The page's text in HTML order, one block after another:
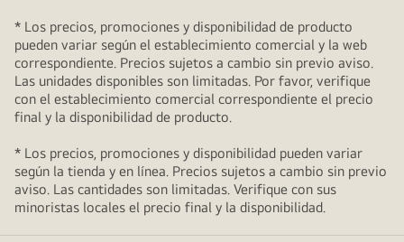
* Los precios, promociones y disponibilidad de producto
pueden variar según el establecimiento comercial y la web
correspondiente. Precios sujetos a cambio sin previo aviso.
Las unidades disponibles son limitadas. Por favor, verifique
con el establecimiento comercial correspondiente el precio
final y la disponibilidad de producto.
* Los precios, promociones y disponibilidad pueden variar
según la tienda y en línea. Precios sujetos a cambio sin previo
aviso. Las cantidades son limitadas. Verifique con sus
minoristas locales el precio final y la disponibilidad.